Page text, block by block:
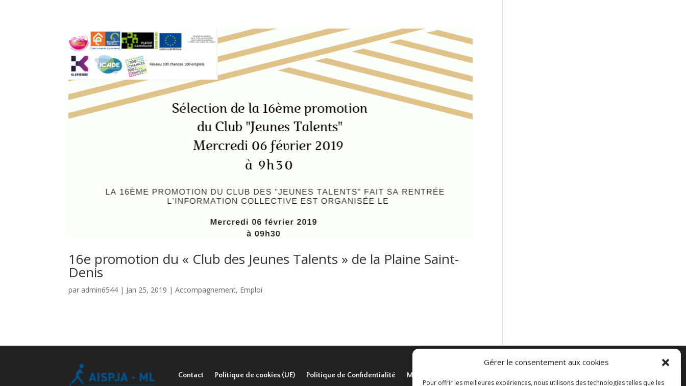
Gérer le consentement aux cookies
Pour offrir les meilleures expériences, nous utilisons des technologies telles que les
16e promotion du « Club des Jeunes Talents » de la Plaine Saint-
Denis
par admin6544 | Jan 25, 2019 |Accompagnement, Emploi
Contact Politique de cookies (UE) Politique de Confidentialité Mentions légales